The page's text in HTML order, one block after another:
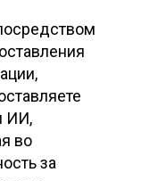
ИИ,
во
за